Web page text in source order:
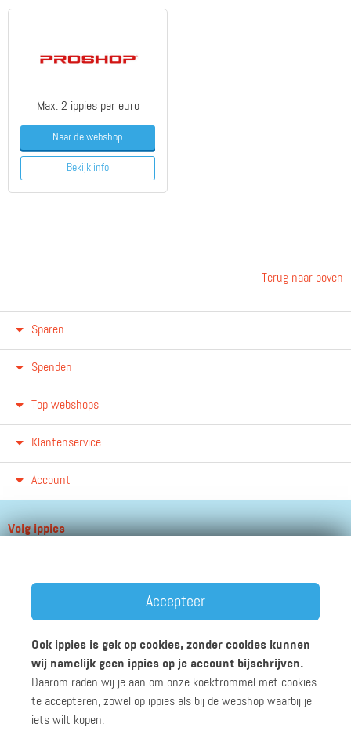
Max. 2 ippies per euro
Naar de webshop
Bekijk info
Terug naar boven
Sparen
Spenden
Top webshops
Klantenservice
Account
Volg ippies
Werken bij ippies Zakelijk
Algemene voorwaarden
Privacyverklaring
Accepteer
Ook ippies is gek op cookies, zonder cookies kunnen
wij namelijk geen ippies op je account bijschrijven.
Daarom raden wij je aan om onze koektrommel met cookies
te accepteren, zowel op ippies als bij de webshop waarbij je
iets wilt kopen.